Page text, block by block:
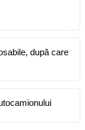
după care